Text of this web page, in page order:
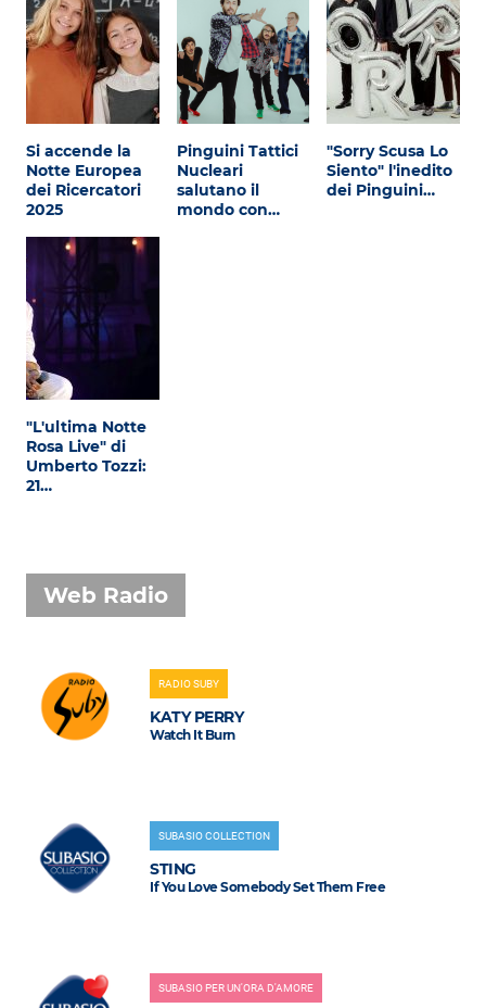
Si accende la
Notte Europea
dei Ricercatori
2025
Pinguini Tattici
Nucleari
salutano il
mondo con…
"Sorry Scusa Lo
Siento" l'inedito
dei Pinguini…
"L'ultima Notte
Rosa Live" di
Umberto Tozzi:
21…
Web Radio
RADIO SUBY
KATY PERRY
Watch It Burn
SUBASIO COLLECTION
STING
If You Love Somebody Set Them Free
SUBASIO PER UN'ORA D'AMORE